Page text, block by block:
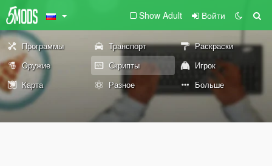
Show Adult Войти
Программы Транспорт
Раскраски
Оружие
Скрипты
Игрок
Карта
Разное Больше